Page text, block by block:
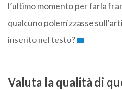
l’ultimo momento per farla
qualcuno polemizzasse
inserito nel testo?
Valuta la qualità di